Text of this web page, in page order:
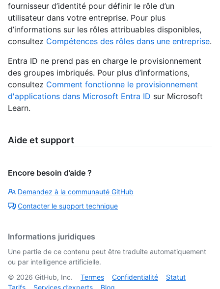
fournisseur d’identité pour définir le rôle d’un
utilisateur dans votre entreprise. Pour plus
d’informations sur les rôles attribuables disponibles,
consultez Compétences des rôles dans une entreprise.
Entra ID ne prend pas en charge le provisionnement
des groupes imbriqués. Pour plus d’informations,
consultez Comment fonctionne le provisionnement
d'applications dans Microsoft Entra ID sur Microsoft
Learn.
Aide et support
Encore besoin d’aide ?
Demandez à la communauté GitHub
Contacter le support technique
Informations juridiques
Une partie de ce contenu peut être traduite automatiquement
ou par intelligence artificielle.
© 2026 GitHub, Inc. Termes Confidentialité
Statut
Tarifs
Services d’experts Blog